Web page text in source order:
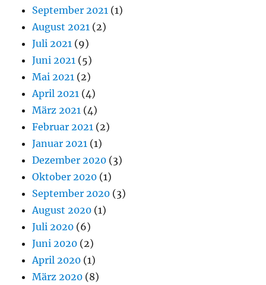
September 2021 (1)
August 2021 (2)
Juli 2021 (9)
Juni 2021 (5)
Mai 2021 (2)
April 2021 (4)
März 2021 (4)
Februar 2021 (2)
Januar 2021 (1)
Dezember 2020 (3)
Oktober 2020 (1)
September 2020 (3)
August 2020 (1)
Juli 2020 (6)
Juni 2020 (2)
April 2020 (1)
März 2020 (8)